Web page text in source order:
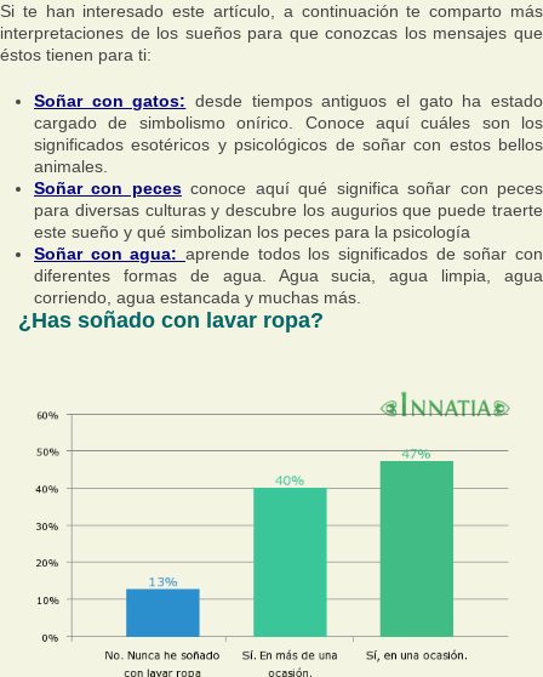
Si te han interesado este artículo, a continuación te comparto más
interpretaciones de los sueños para que conozcas los mensajes que
éstos tienen para ti:
Soñar con gatos: desde tiempos antiguos el gato ha estado
cargado de simbolismo onírico. Conoce aquí cuáles son los
significados esotéricos y psicológicos de soñar con estos bellos
animales.
Soñar con pecesconoce aquí qué significa soñar con peces
para diversas culturas y descubre los augurios que puede traerte
este sueño y qué simbolizan los peces para la psicología
Soñar con agua: aprende todos los significados de soñar con
diferentes formas de agua. Agua sucia, agua limpia, agua
corriendo, agua estancada y muchas más.
¿Has soñado con lavar ropa?